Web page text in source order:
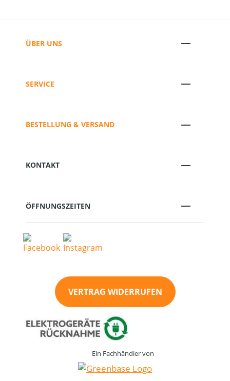
ÜBER UNS
SERVICE
BESTELLUNG & VERSAND
KONTAKT
ÖFFNUNGSZEITEN
VERTRAG WIDERRUFEN
Ein Fachhändler von